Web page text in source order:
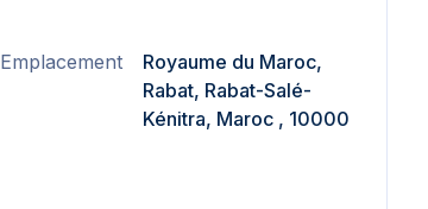
Emplacement
Royaume du Maroc,
Rabat, Rabat-Salé-
Kénitra, Maroc , 10000